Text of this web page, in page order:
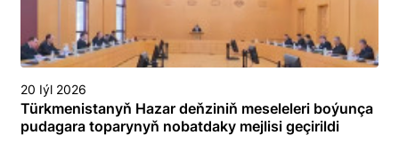
20 Iýl 2026
Türkmenistanyň Hazar deňziniň meseleleri boýunça
pudagara toparynyň nobatdaky mejlisi geçirildi